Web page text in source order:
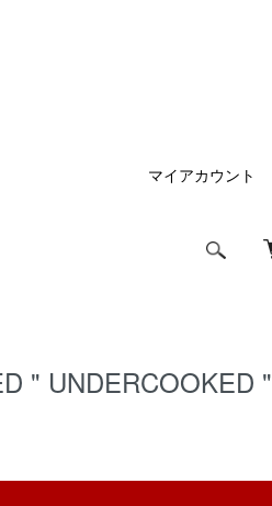
マイアカウント
" UNDERCOOKED "